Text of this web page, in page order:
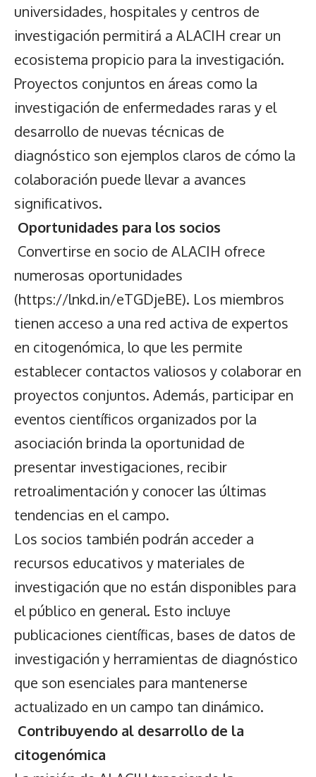
universidades, hospitales y centros de
investigación permitirá a ALACIH crear un
ecosistema propicio para la investigación.
Proyectos conjuntos en áreas como la
investigación de enfermedades raras y el
desarrollo de nuevas técnicas de
diagnóstico son ejemplos claros de cómo la
colaboración puede llevar a avances
significativos.
Oportunidades para los socios
Convertirse en socio de ALACIH ofrece
numerosas oportunidades
(https://lnkd.in/eTGDjeBE). Los miembros
tienen acceso a una red activa de expertos
en citogenómica, lo que les permite
establecer contactos valiosos y colaborar en
proyectos conjuntos. Además, participar en
eventos científicos organizados por la
asociación brinda la oportunidad de
presentar investigaciones, recibir
retroalimentación y conocer las últimas
tendencias en el campo.
Los socios también podrán acceder a
recursos educativos y materiales de
investigación que no están disponibles para
el público en general. Esto incluye
publicaciones científicas, bases de datos de
investigación y herramientas de diagnóstico
que son esenciales para mantenerse
actualizado en un campo tan dinámico.
Contribuyendo al desarrollo de la
citogenómica